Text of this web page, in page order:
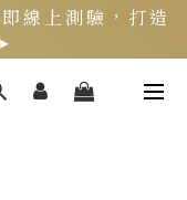
線上測驗，打造
再領$200折價券